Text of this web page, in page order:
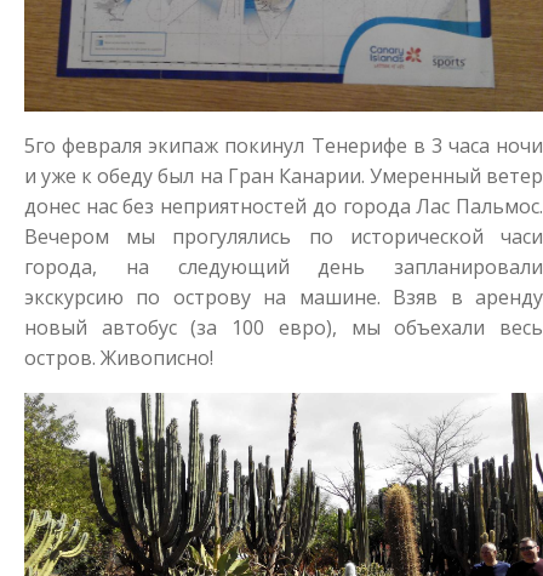
5го февраля экипаж покинул Тенерифе в 3 часа ночи
и уже к обеду был на Гран Канарии. Умеренный ветер
донес нас без неприятностей до города Лас Пальмос.
Вечером мы прогулялись по исторической часи
города, на следующий день запланировали
экскурсию по острову на машине. Взяв в аренду
новый автобус (за 100 евро), мы объехали весь
остров. Живописно!